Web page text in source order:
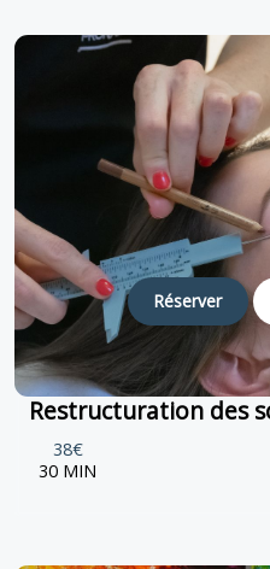
Réserver
Restructuration des
38€
30 MIN